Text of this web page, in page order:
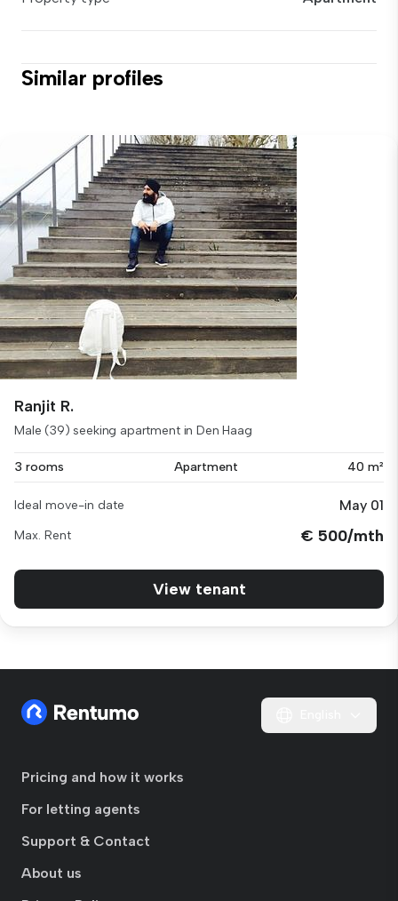
Similar profiles
Ranjit R.
Male (39) seeking apartment in Den Haag
3 rooms Apartment 40 m²
Ideal move-in date May 01
Max. Rent € 500/mth
View tenant
Pricing and how it works
For letting agents
Support & Contact
About us